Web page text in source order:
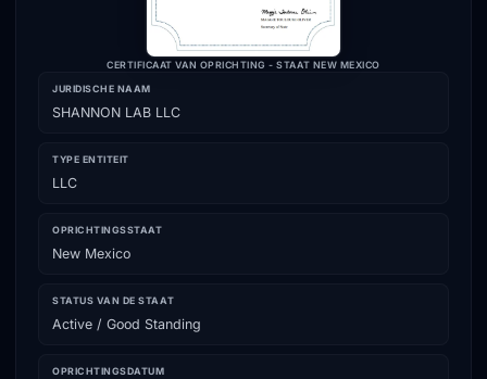
CERTIFICAAT VAN OPRICHTING - STAAT NEW MEXICO
JURIDISCHE NAAM
SHANNON LAB LLC
TYPE ENTITEIT
LLC
OPRICHTINGSSTAAT
New Mexico
STATUS VAN DE STAAT
Active / Good Standing
OPRICHTINGSDATUM